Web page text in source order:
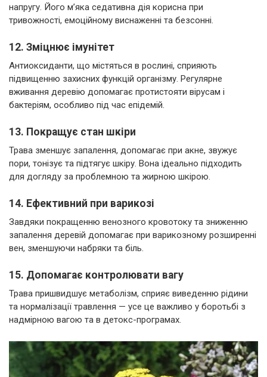
напругу. Його м’яка седативна дія корисна при
тривожності, емоційному виснаженні та безсонні.
12. Зміцнює імунітет
Антиоксиданти, що містяться в рослині, сприяють
підвищенню захисних функцій організму. Регулярне
вживання деревію допомагає протистояти вірусам і
бактеріям, особливо під час епідемій.
13. Покращує стан шкіри
Трава зменшує запалення, допомагає при акне, звужує
пори, тонізує та підтягує шкіру. Вона ідеально підходить
для догляду за проблемною та жирною шкірою.
14. Ефективний при варикозі
Завдяки покращенню венозного кровотоку та зниженню
запалення деревій допомагає при варикозному розширенні
вен, зменшуючи набряки та біль.
15. Допомагає контролювати вагу
Трава пришвидшує метаболізм, сприяє виведенню рідини
та нормалізації травлення — усе це важливо у боротьбі з
надмірною вагою та в детокс-програмах.